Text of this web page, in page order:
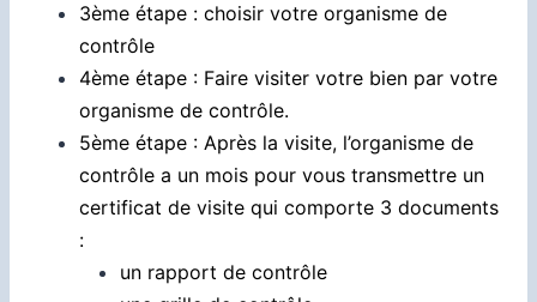
3ème étape : choisir votre organisme de
contrôle
4ème étape : Faire visiter votre bien par votre
organisme de contrôle.
5ème étape : Après la visite, l’organisme de
contrôle a un mois pour vous transmettre un
certificat de visite qui comporte 3 documents
:
un rapport de contrôle